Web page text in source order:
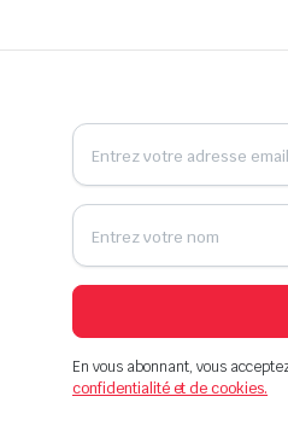
En vous abonnant, vous
confidentialité et de cookies.